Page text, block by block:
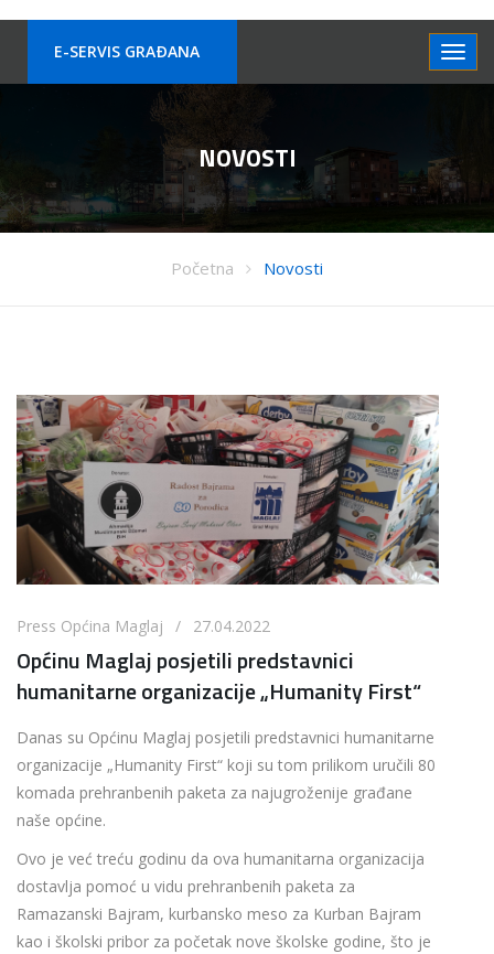
E-SERVIS GRAÐANA
NOVOSTI
Početna Novosti
Press Općina Maglaj / 27.04.2022
Općinu Maglaj posjetili predstavnici
humanitarne organizacije „Humanity First“
Danas su Općinu Maglaj posjetili predstavnici humanitarne
organizacije „Humanity First“ koji su tom prilikom uručili 80
komada prehranbenih paketa za najugroženije građane
naše općine.
Ovo je već treću godinu da ova humanitarna organizacija
dostavlja pomoć u vidu prehranbenih paketa za
Ramazanski Bajram, kurbansko meso za Kurban Bajram
kao i školski pribor za početak nove školske godine, što je